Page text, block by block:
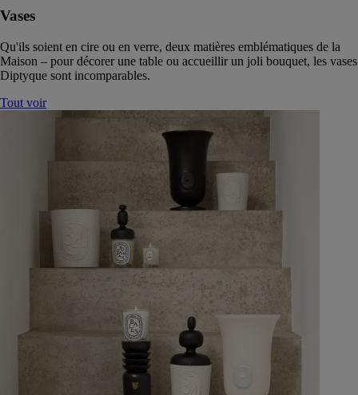
Vases
Qu'ils soient en cire ou en verre, deux matières emblématiques de la
Maison – pour décorer une table ou accueillir un joli bouquet, les vases
Diptyque sont incomparables.
Tout voir